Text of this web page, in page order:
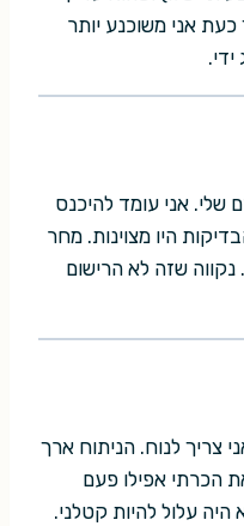
אני משוכנע יותר
שלי. אני עומד להיכנס
היו מצוינות. מחר
נקווה שזה לא הרישום
צריך לנוח. הניתוח ארך
הכרתי אפילו פעם
היה עלול להיות קטלני.